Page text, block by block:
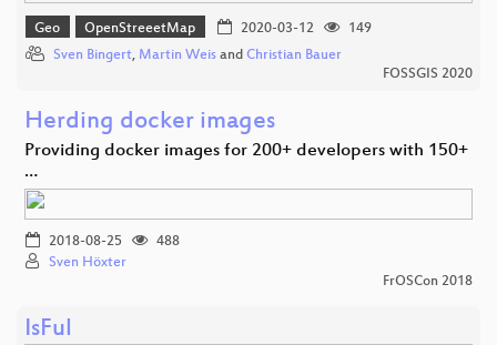
Geo OpenStreeetMap 2020-03-12
149
Sven Bingert, Martin Weis and Christian Bauer
FOSSGIS 2020
Herding docker images
Providing docker images for 200+ developers with 150+
…
2018-08-25
488
Sven Höxter
FrOSCon 2018
IsFul